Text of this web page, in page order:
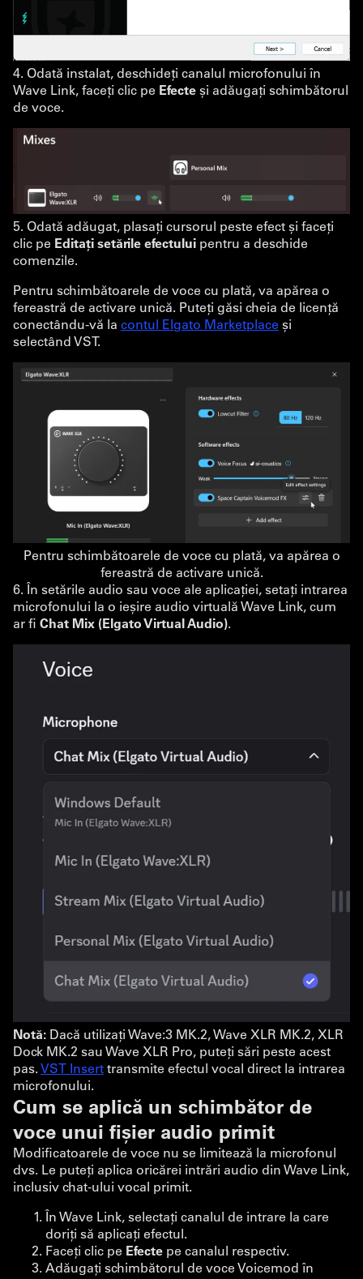
4. Odată instalat, deschideți canalul microfonului în
Wave Link, faceți clic pe Efecteși adăugați schimbătorul
de voce.
5. Odată adăugat, plasați cursorul peste efect și faceți
clic pe Editați setările efectului pentru a deschide
comenzile.
Pentru schimbătoarele de voce cu plată, va apărea o
fereastră de activare unică. Puteți găsi cheia de licență
conectându-vă la contul Elgato Marketplace și
selectând VST.
Pentru schimbătoarele de voce cu plată, va apărea o
fereastră de activare unică.
6. În setările audio sau voce ale aplicației, setați intrarea
microfonului la o ieșire audio virtuală Wave Link, cum
ar fi Chat Mix (Elgato Virtual Audio).
Notă: Dacă utilizați Wave:3 MK.2, Wave XLR MK.2, XLR
Dock MK.2 sau Wave XLR Pro, puteți sări peste acest
pas.VST Inserttransmite efectul vocal direct la intrarea
microfonului.
Cum se aplică un schimbător de
voce unui fișier audio primit
Modificatoarele de voce nu se limitează la microfonul
dvs. Le puteți aplica oricărei intrări audio din Wave Link,
inclusiv chat-ului vocal primit.
În Wave Link, selectați canalul de intrare la care
doriți să aplicați efectul.
Faceți clic pe Efecte pe canalul respectiv.
Adăugați schimbătorul de voce Voicemod în